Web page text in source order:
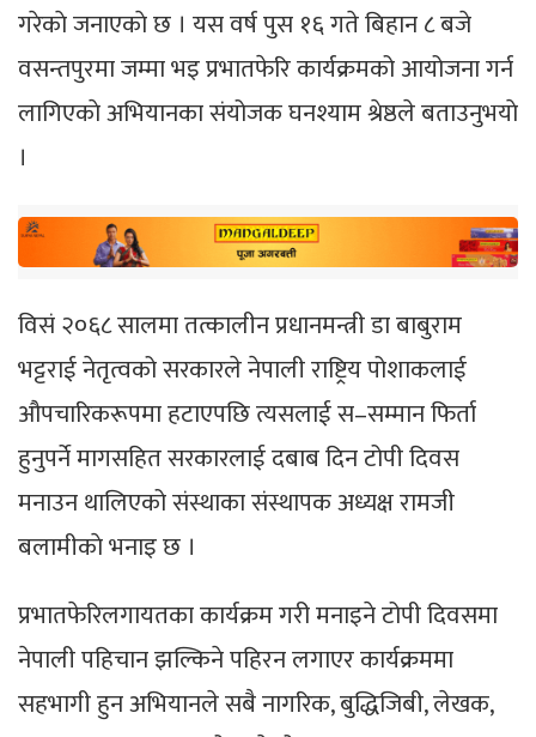
गरेकाे जनाएकाे छ । यस वर्ष पुस १६ गते बिहान ८ बजे
वसन्तपुरमा जम्मा भइ प्रभातफेरि कार्यक्रमको आयोजना गर्न
लागिएकाे अभियानका संयोजक घनश्याम श्रेष्ठले बताउनुभयाे
।
विसं २०६८ सालमा तत्कालीन प्रधानमन्त्री डा बाबुराम
भट्टराई नेतृत्वको सरकारले नेपाली राष्ट्रिय पोशाकलाई
औपचारिकरूपमा हटाएपछि त्यसलाई स–सम्मान फिर्ता
हुनुपर्ने मागसहित सरकारलाई दबाब दिन टोपी दिवस
मनाउन थालिएको संस्थाका संस्थापक अध्यक्ष रामजी
बलामीकाे भनाइ छ ।
प्रभातफेरिलगायतका कार्यक्रम गरी मनाइने टोपी दिवसमा
नेपाली पहिचान झल्किने पहिरन लगाएर कार्यक्रममा
सहभागी हुन अभियानले सबै नागरिक, बुद्धिजिबी, लेखक,